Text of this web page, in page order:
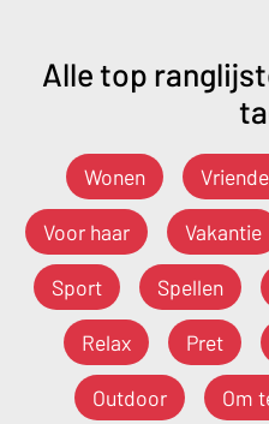
Alle top
Wonen
Voor haar Vakantie
Sport Spellen
Relax Pret
Outdoor Om